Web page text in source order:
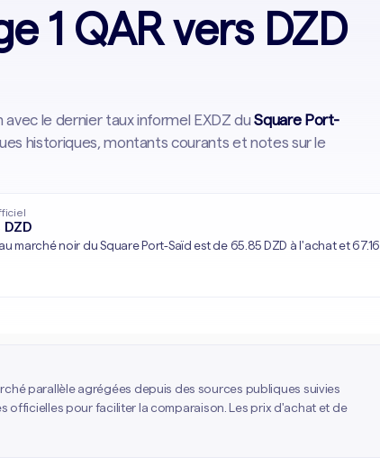
1 QAR vers DZD
avec le dernier taux informel EXDZ duSquare Port-
historiques, montants courants et notes sur le
DZD
marché noir du Square Port-Saïd est de 65.85 DZD à l'achat et 67.16
parallèle agrégées depuis des sources publiques suivies
officielles pour faciliter la comparaison. Les prix d'achat et de